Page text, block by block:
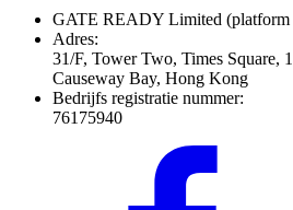
GATE READY Limited (platform
Adres:
31/F, Tower Two, Times Square,
Causeway Bay, Hong Kong
Bedrijfs registratie nummer:
76175940